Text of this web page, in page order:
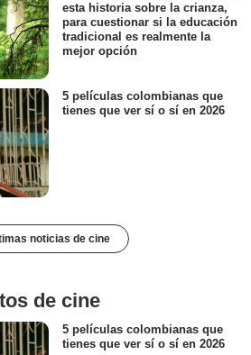
esta historia sobre la crianza,
para cuestionar si la educación
tradicional es realmente la
mejor opción
5 películas colombianas que
tienes que ver sí o sí en 2026
noticias de cine
de cine
5 películas colombianas que
tienes que ver sí o sí en 2026